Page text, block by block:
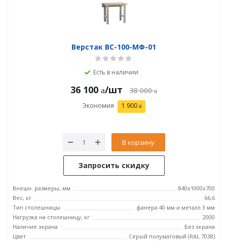
Верстак ВС-100-МФ-01
Есть в наличии
36 100 /шт 38 000
Экономия 1 900
В корзину
Запросить скидку
Внешн. размеры, мм
840x1000x700
Вес, кг
66,6
Тип столешницы
фанера 40 мм и металл 3 мм
Нагрузка на столешницу, кг
2000
Наличие экрана
Без экрана
Цвет
Серый полуматовый (RAL 7038)